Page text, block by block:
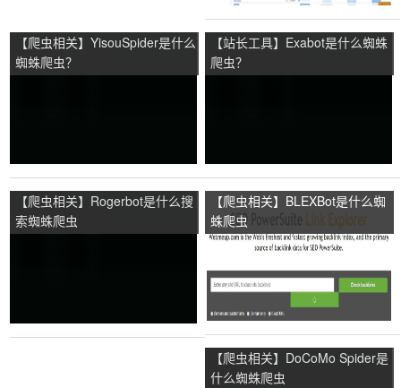
【爬虫相关】YisouSpider是什么
蜘蛛爬虫？
【站长工具】Exabot是什么蜘蛛
爬虫？
【爬虫相关】Rogerbot是什么搜
索蜘蛛爬虫
【爬虫相关】BLEXBot是什么蜘
蛛爬虫
【爬虫相关】DoCoMo Spider是
什么蜘蛛爬虫